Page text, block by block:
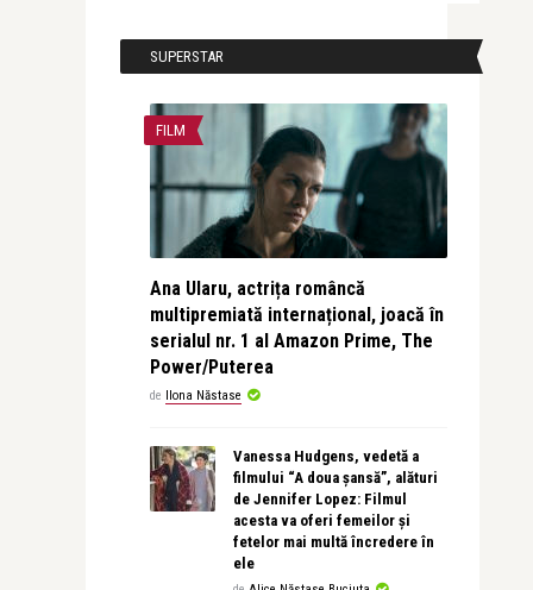
SUPERSTAR
FILM
Ana Ularu, actrița româncă
multipremiată internațional, joacă în
serialul nr. 1 al Amazon Prime, The
Power/Puterea
de Ilona Năstase
Vanessa Hudgens, vedetă a
filmului “A doua șansă”, alături
de Jennifer Lopez: Filmul
acesta va oferi femeilor și
fetelor mai multă încredere în
ele